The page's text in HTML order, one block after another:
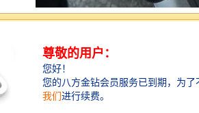
在进行水质检测前，检测人员需合理